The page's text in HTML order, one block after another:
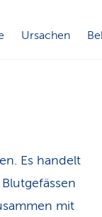
Ursachen
Es handelt
mit